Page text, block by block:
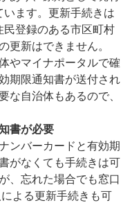
います。更新手続きは
登録のある市区町村
更新はできません。
やマイナポータルで確
期限通知書が送付され
な自治体もあるので、
書が必要
ンバーカードと有効期
がなくても手続きは可
、忘れた場合でも窓口
よる更新手続きも可